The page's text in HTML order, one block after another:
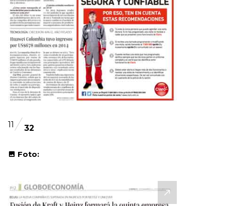
11 32
Foto: